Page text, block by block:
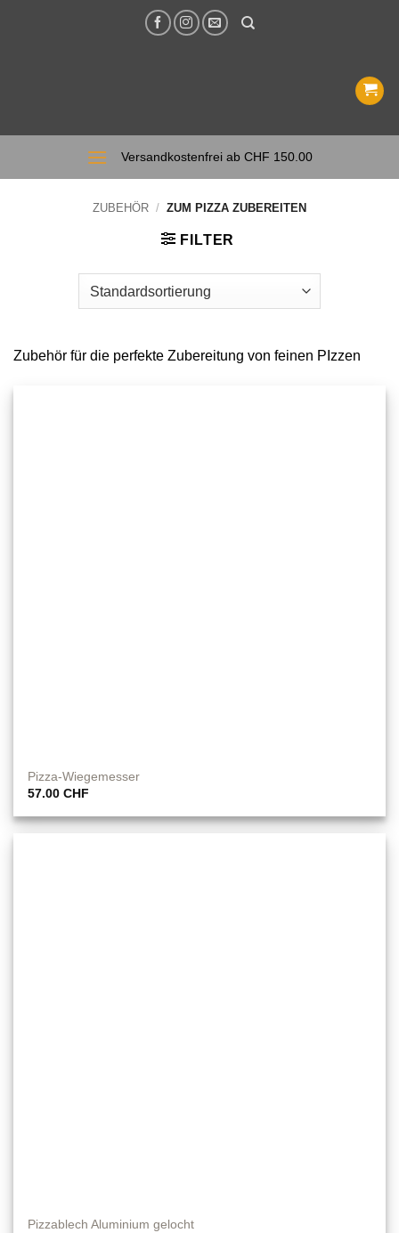
Versandkostenfrei ab CHF 150.00
ZUBEHÖR / ZUM PIZZA ZUBEREITEN
FILTER
Zubehör für die perfekte Zubereitung von feinen PIzzen
Pizza-Wiegemesser
57.00CHF
Pizzablech Aluminium gelocht